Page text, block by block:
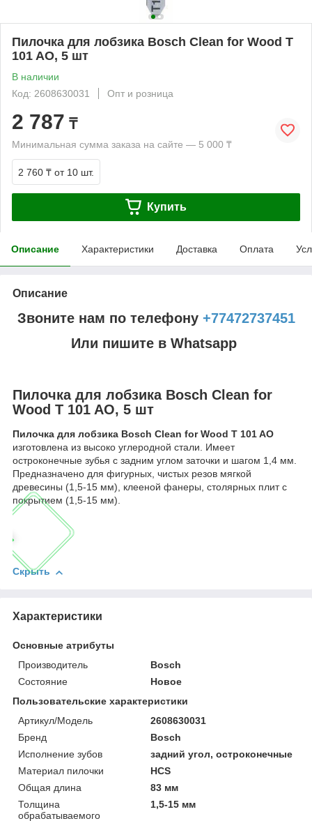
Пилочка для лобзика Bosch Clean for Wood T
101 AO, 5 шт
В наличии
Код: 2608630031
Опт и розница
2 787 ₸
Минимальная сумма заказа на сайте — 5 000 ₸
2 760 ₸ от 10 шт.
Купить
Описание Характеристики Доставка Оплата
Описание
Звоните нам по телефону +77472737451
Или пишите в Whatsapp
Пилочка для лобзика Bosch Clean for
Wood T 101 AO, 5 шт
Пилочка для лобзика Bosch Clean for Wood T 101 AO
изготовлена из высоко углеродной стали. Имеет
остроконечные зубья с задним углом заточки и шагом 1,4 мм.
Предназначено для фигурных, чистых резов мягкой
древесины (1,5-15 мм), клееной фанеры, столярных плит с
покрытием (1,5-15 мм).
Скрыть
Характеристики
Основные атрибуты
Производитель
Bosch
Состояние
Новое
Пользовательские характеристики
Артикул/Модель
2608630031
Бренд
Bosch
Исполнение зубов
задний угол, остроконечные
Материал пилочки
HCS
Общая длина
83 мм
Толщина
обрабатываемого
1,5-15 мм